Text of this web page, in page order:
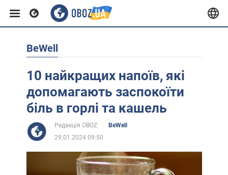
Європа
США
Африка
BeWell
10 найкращих напоїв, які
допомагають заспокоїти
біль в горлі та кашель
Редакція OBOZ
BeWell
29.01.2024 09:50